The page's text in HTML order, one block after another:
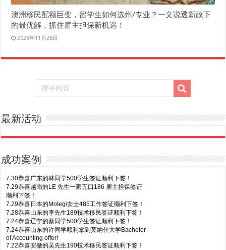
澳洲移民配额巨变，留学生如何选州/专业？一文说透新政下
的最优解，抓住雇主担保新机遇！
2025年11月28日
最新活动
成功案例
7.30恭喜广东的林同学500学生签证顺利下签！
7.29恭喜越南的LE 先生一家五口186 雇主担保签证
顺利下签！
7.29恭喜日本的Motegi女士485工作签证顺利下签！
7.28恭喜山东的李先生189技术移民签证顺利下签！
7.24恭喜辽宁的蔡同学500学生签证顺利下签！
7.24恭喜山东的许同学顺利拿到莫纳什大学Bachelor
of Accounting offer!
7.22恭喜安徽的吴先生190技术移民签证顺利下签！